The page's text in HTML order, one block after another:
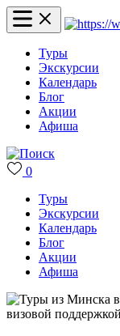
Туры
Экскурсии
Календарь
Блог
Акции
Афиша
0
Туры
Экскурсии
Календарь
Блог
Акции
Афиша